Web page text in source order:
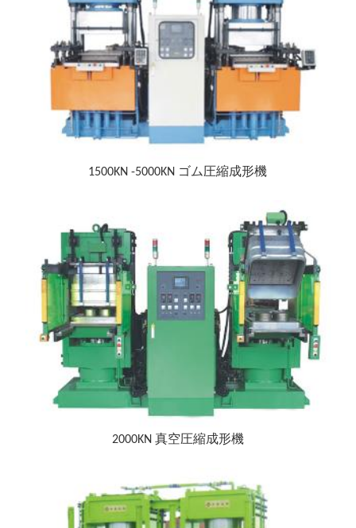
1500KN -5000KN ゴム圧縮成形機
2000KN 真空圧縮成形機